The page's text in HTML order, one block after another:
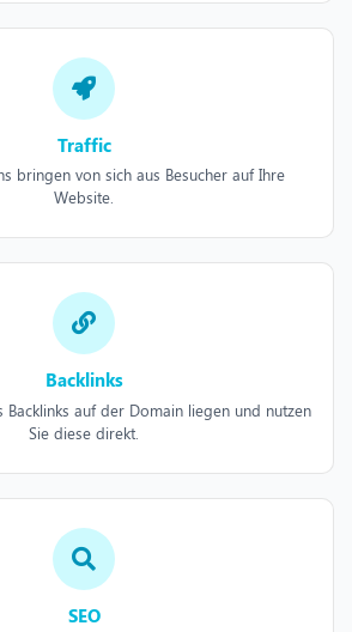
Traffic
bringen von sich aus Besucher auf Ihre
Website.
Backlinks
Backlinks auf der Domain liegen und nutzen
Sie diese direkt.
SEO